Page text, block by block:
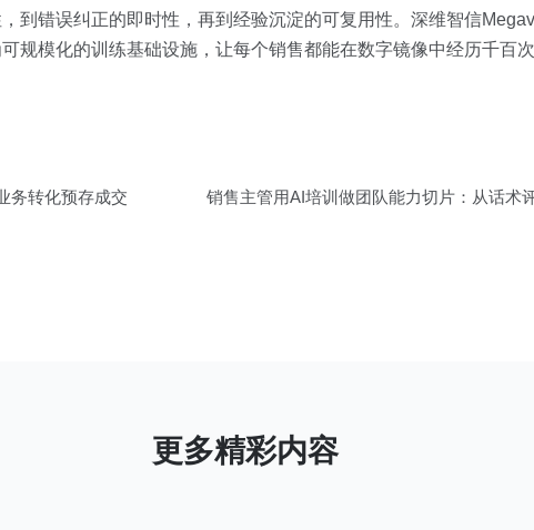
，到错误纠正的即时性，再到经验沉淀的可复用性。深维智信
规模化的训练基础设施，让每个销售都能在数字镜像中经历千百次
务转化预存成交
销售主管用AI培训做团队能力切片：从话术